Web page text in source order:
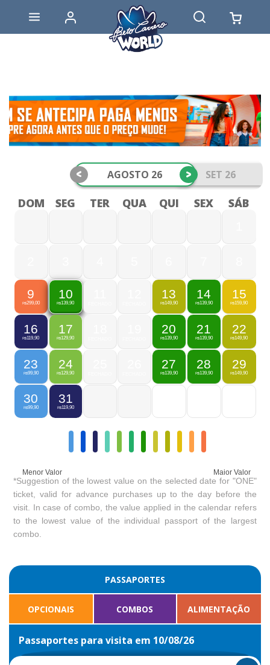
AGOSTO 26 SET 26
< >
DOM SEG TER QUA QUI SEX SÁB
9
R$299,00
10
R$139,90
13
R$149,90
14
R$139,90
15
R$159,90
16
R$119,90
17
R$129,90
20
R$139,90
21
R$139,90
22
R$149,90
23
R$99,90
24
R$129,90
27
R$139,90
28
R$139,90
29
R$149,90
30
R$99,90
31
R$119,90
Menor Valor Maior Valor
*Suggestion of the lowest value on the selected date for "ONE"
ticket, valid for advance purchases up to the day before the
visit. In case of combo, the value applied in the calendar refers
to the lowest value of the individual passport of the largest
combo.
PASSAPORTES
OPCIONAIS COMBOS ALIMENTAÇÃO
Passaportes para visita em 10/08/26